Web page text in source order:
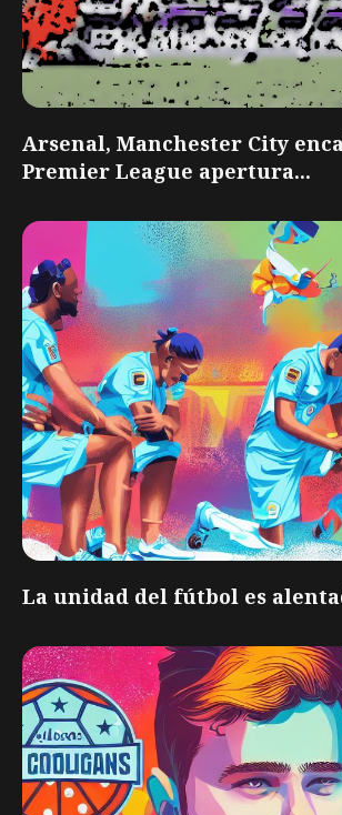
Arsenal, Manchester City
Premier League apertura...
La unidad del fútbol es